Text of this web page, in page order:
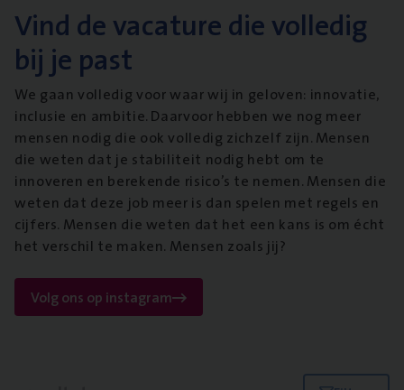
Vind de vacature die volledig
bij je past
We gaan volledig voor waar wij in geloven: innovatie,
inclusie en ambitie. Daarvoor hebben we nog meer
mensen nodig die ook volledig zichzelf zijn. Mensen
die weten dat je stabiliteit nodig hebt om te
innoveren en berekende risico’s te nemen. Mensen die
weten dat deze job meer is dan spelen met regels en
cijfers. Mensen die weten dat het een kans is om écht
het verschil te maken. Mensen zoals jij?
Volg ons op instagram